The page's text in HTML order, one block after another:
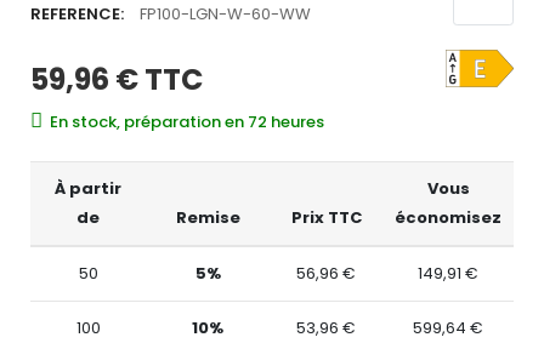
REFERENCE:
FP100-LGN-W-60-WW
59,96 €TTC
En stock, préparation en 72 heures
À partir
de
Remise Prix TTC
Vous
économisez
50 5% 56,96 € 149,91 €
100 10% 53,96 € 599,64 €